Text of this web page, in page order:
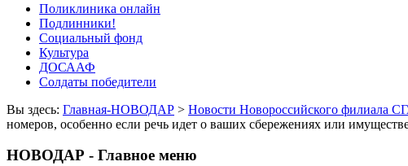
Поликлиника онлайн
Подлинники!
Социальный фонд
Культура
ДОСААФ
Солдаты победители
Вы здесь: Главная-НОВОДАР > Новости Новороссийского филиала
номеров, особенно если речь идет о ваших сбережениях или
НОВОДАР - Главное меню